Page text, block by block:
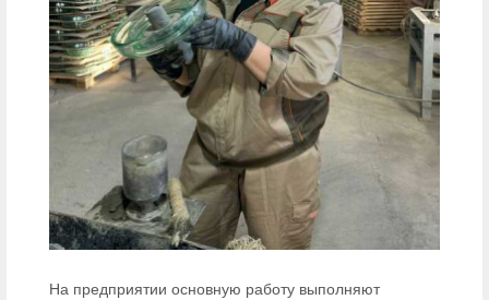
На предприятии основную работу выполняют